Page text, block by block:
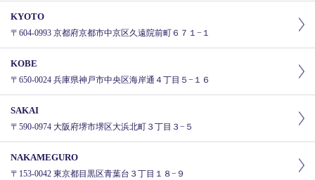
KYOTO
〒604-0993 京都府京都市中京区久遠院前町６７１−１
KOBE
〒650-0024 兵庫県神戸市中央区海岸通４丁目５−１６
SAKAI
〒590-0974 大阪府堺市堺区大浜北町３丁目３−５
NAKAMEGURO
〒153-0042 東京都目黒区青葉台３丁目１８−９